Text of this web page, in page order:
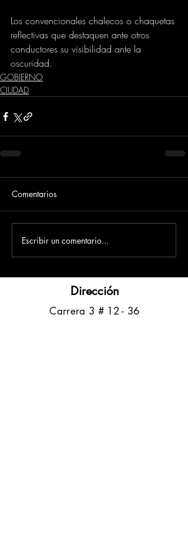
Los convencionales chalecos o chaquetas
reflectivas que destaquen ante otros
conductores su visibilidad ante la
oscuridad.
GOBIERNO
CIUDAD
Comentarios
Escribir un comentario...
Dirección
​Carrera 3 # 12 - 36